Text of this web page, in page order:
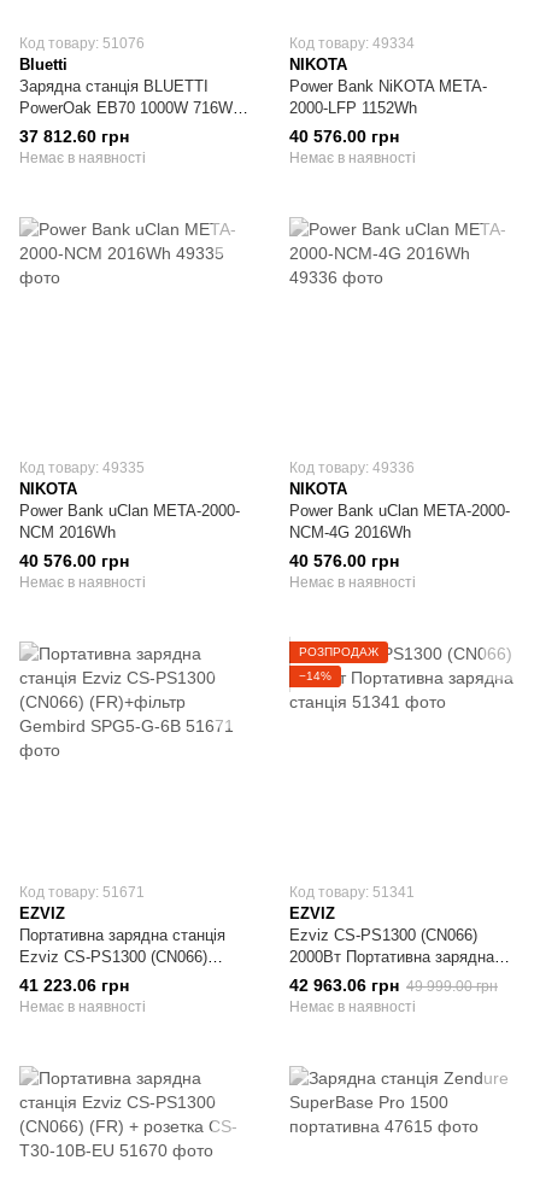
Код товару: 51076
Bluetti
Зарядна станція BLUETTI
PowerOak EB70 1000W 716Wh
портативна
37 812.60 грн
Немає в наявності
Код товару: 49334
NIKOTA
Power Bank NiKOTA META-
2000-LFP 1152Wh
40 576.00 грн
Немає в наявності
Код товару: 49335
NIKOTA
Power Bank uClan META-2000-
NCM 2016Wh
40 576.00 грн
Немає в наявності
Код товару: 49336
NIKOTA
Power Bank uClan META-2000-
NCM-4G 2016Wh
40 576.00 грн
Немає в наявності
Код товару: 51671
EZVIZ
Портативна зарядна станція
Ezviz CS-PS1300 (CN066)
(FR)+фільтр Gembird SPG5-G-
6B
41 223.06 грн
Немає в наявності
РОЗПРОДАЖ
−14%
Код товару: 51341
EZVIZ
Ezviz CS-PS1300 (CN066)
2000Вт Портативна зарядна
станція
42 963.06 грн 49 999.00 грн
Немає в наявності